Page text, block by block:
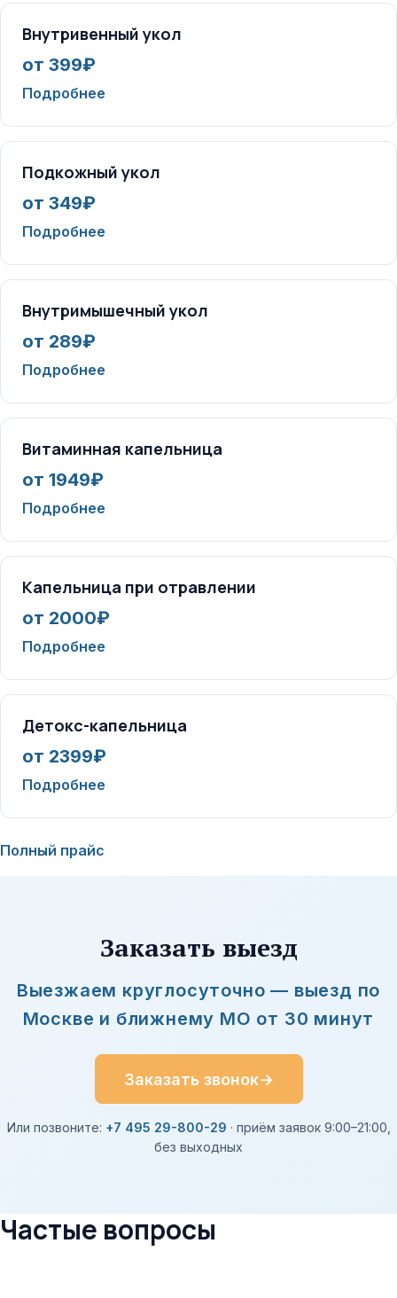
Внутривенный укол
от 399₽
Подробнее
Подкожный укол
от 349₽
Подробнее
Внутримышечный укол
от 289₽
Подробнее
Витаминная капельница
от 1949₽
Подробнее
Капельница при отравлении
от 2000₽
Подробнее
Детокс-капельница
от 2399₽
Подробнее
Полный прайс
Заказать выезд
Выезжаем круглосуточно — выезд по
Москве и ближнему МО от 30 минут
Заказать звонок→
Или позвоните: +7 495 29-800-29 · приём заявок 9:00–21:00,
без выходных
Частые вопросы